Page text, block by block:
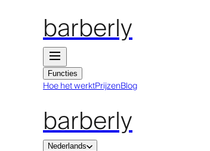
barberly
Functies
Hoe het werktPrijzenBlog
barberly
Nederlands